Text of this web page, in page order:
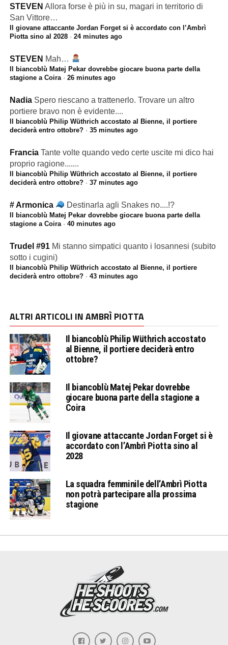
STEVEN Allora forse è più in su, magari in territorio di
San Vittore…
Il giovane attaccante Jordan Forget si è accordato con l’Ambrì
Piotta sino al 2028· 24 minutes ago
STEVEN Mah…
Il biancoblù Matej Pekar dovrebbe giocare buona parte della
stagione a Coira· 26 minutes ago
Nadia Spero riescano a trattenerlo. Trovare un altro
portiere bravo non è evidente....
Il biancoblù Philip Wüthrich accostato al Bienne, il portiere
deciderà entro ottobre?· 35 minutes ago
Francia Tante volte quando vedo certe uscite mi dico hai
proprio ragione.......
Il biancoblù Philip Wüthrich accostato al Bienne, il portiere
deciderà entro ottobre?· 37 minutes ago
# Armonica Destinarla agli Snakes no....!?
Il biancoblù Matej Pekar dovrebbe giocare buona parte della
stagione a Coira· 40 minutes ago
Trudel #91 Mi stanno simpatici quanto i losannesi (subito
sotto i cugini)
Il biancoblù Philip Wüthrich accostato al Bienne, il portiere
deciderà entro ottobre?· 43 minutes ago
ALTRI ARTICOLI IN AMBRÌ PIOTTA
Il biancoblù Philip Wüthrich accostato
al Bienne, il portiere deciderà entro
ottobre?
Il biancoblù Matej Pekar dovrebbe
giocare buona parte della stagione a
Coira
Il giovane attaccante Jordan Forget si è
accordato con l’Ambrì Piotta sino al
2028
La squadra femminile dell’Ambrì Piotta
non potrà partecipare alla prossima
stagione